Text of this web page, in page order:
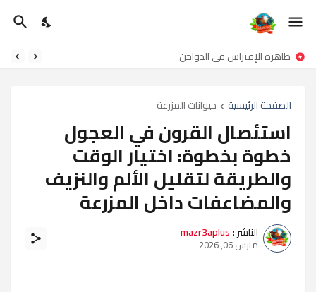
ظاهرة الإ فتراس في الدواجن
الصفحة الرئيسية حيوانات المزرعة
استئصال القرون في العجول
خطوة بخطوة: اختيار الوقت
والطريقة لتقليل الألم والنزيف
والمضاعفات داخل المزرعة
الناشر :mazr3aplus
مارس 06, 2026